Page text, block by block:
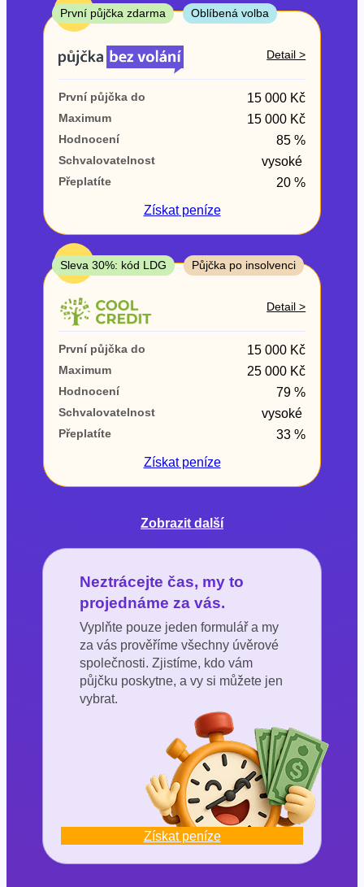
ne
V exekuci
ne
Po insolvenci
ano
V hotovosti
ano
ne
TOP
První půjčka zdarma Oblíbená volba
Detail >
První půjčka do 15 000 Kč
Maximum 15 000 Kč
Hodnocení 85 %
Schvalovatelnost vysoké
Přeplatíte
20 %
Získatpeníze
TOP
Sleva 30%: kód LDG Půjčka po insolvenci
Detail >
První půjčka do 15 000 Kč
Maximum 25 000 Kč
Hodnocení 79 %
Schvalovatelnost vysoké
Přeplatíte
33 %
Získatpeníze
Zobrazit další
Neztrácejte čas, my to
projednáme za vás.
Vyplňte pouze jeden formulář a my
za vás prověříme všechny úvěrové
společnosti. Zjistíme, kdo vám
půjčku poskytne, a vy si můžete jen
vybrat.
Získat peníze